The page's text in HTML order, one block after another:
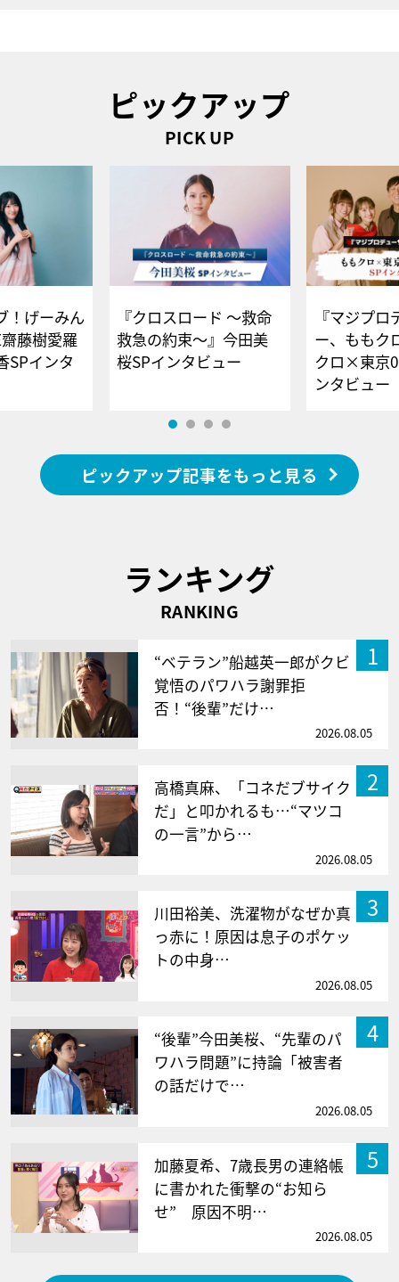
ピックアップ
PICK UP
！げーみん
藤樹愛羅
SPインタ
『クロスロード ～救命
救急の約束～』今田美
桜SPインタビュー
『マジプロ
ー、ももク
クロ×東京
ンタビュー
ピックアップ記事をもっと見る
ランキング
RANKING
1
“ベテラン”船越英一郎がクビ
覚悟のパワハラ謝罪拒
否！“後輩”だけ…
2026.08.05
2
高橋真麻、「コネだブサイク
だ」と叩かれるも…“マツコ
の一言”から…
2026.08.05
3
川田裕美、洗濯物がなぜか真
っ赤に！原因は息子のポケッ
トの中身…
2026.08.05
4
“後輩”今田美桜、“先輩のパ
ワハラ問題”に持論「被害者
の話だけで…
2026.08.05
5
加藤夏希、7歳長男の連絡帳
に書かれた衝撃の“お知ら
せ” 原因不明…
2026.08.05